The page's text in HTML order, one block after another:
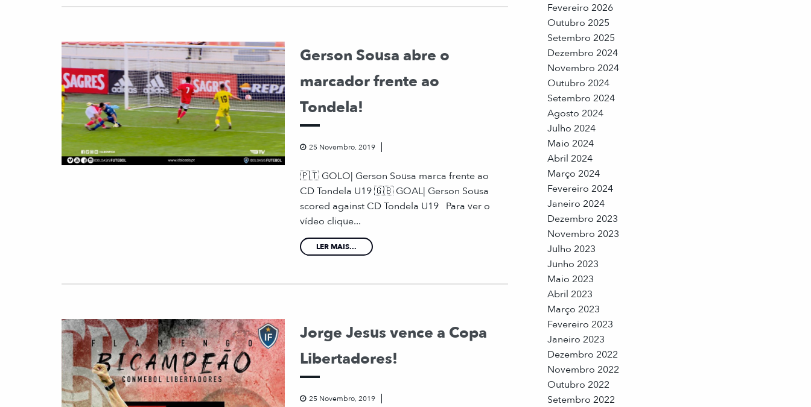
Gerson Sousa abre o
marcador frente ao
Tondela!
25 Novembro, 2019
🇵🇹 GOLO| Gerson Sousa marca frente ao
CD Tondela U19 🇬🇧 GOAL| Gerson Sousa
scored against CD Tondela U19 Para ver o
vídeo clique...
LER MAIS...
Jorge Jesus vence a Copa
Libertadores!
25 Novembro, 2019
Fevereiro 2026
Outubro 2025
Setembro 2025
Dezembro 2024
Novembro 2024
Outubro 2024
Setembro 2024
Agosto 2024
Julho 2024
Maio 2024
Abril 2024
Março 2024
Fevereiro 2024
Janeiro 2024
Dezembro 2023
Novembro 2023
Julho 2023
Junho 2023
Maio 2023
Abril 2023
Março 2023
Fevereiro 2023
Janeiro 2023
Dezembro 2022
Novembro 2022
Outubro 2022
Setembro 2022